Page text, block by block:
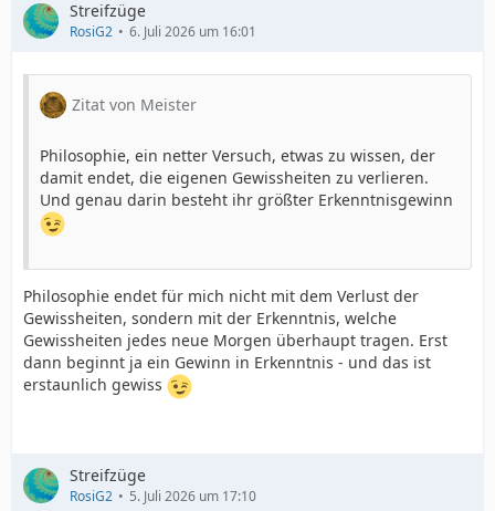
Streifzüge
RosiG2 6. Juli 2026 um 16:01
Zitat von Meister
Philosophie, ein netter Versuch, etwas zu wissen, der
damit endet, die eigenen Gewissheiten zu verlieren.
Und genau darin besteht ihr größter Erkenntnisgewinn
Philosophie endet für mich nicht mit dem Verlust der
Gewissheiten, sondern mit der Erkenntnis, welche
Gewissheiten jedes neue Morgen überhaupt tragen. Erst
dann beginnt ja ein Gewinn in Erkenntnis - und das ist
erstaunlich gewiss
Streifzüge
RosiG2 5. Juli 2026 um 17:10